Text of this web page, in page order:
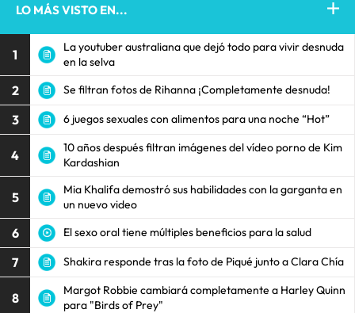
LO MÁS VISTO EN...
1
La youtuber australiana que dejó todo para vivir desnuda
en la selva
2 Se filtran fotos de Rihanna ¡Completamente desnuda!
3 6 juegos sexuales con alimentos para una noche “Hot”
4
10 años después filtran imágenes del vídeo porno de Kim
Kardashian
5
Mia Khalifa demostró sus habilidades con la garganta en
un nuevo video
6 El sexo oral tiene múltiples beneficios para la salud
7 Shakira responde tras la foto de Piqué junto a Clara Chía
8
Margot Robbie cambiará completamente a Harley Quinn
para "Birds of Prey"